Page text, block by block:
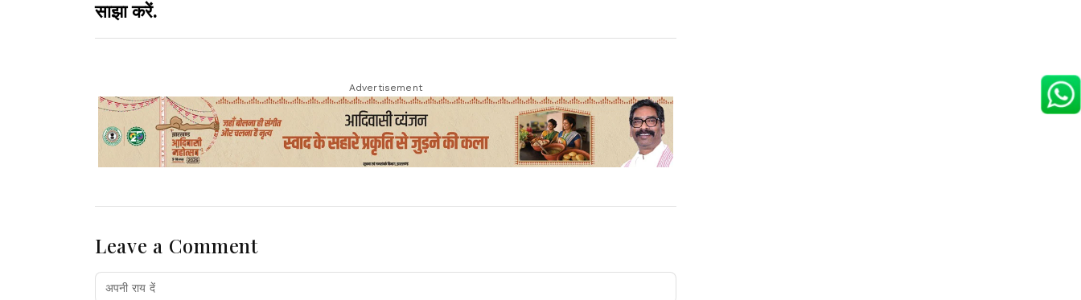
साझा करें.
Advertisement
Leave a Comment